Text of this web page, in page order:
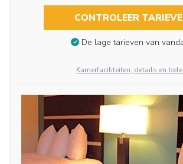
CONTROLEER
De lage tarieven van
Kamerfaciliteiten, details en